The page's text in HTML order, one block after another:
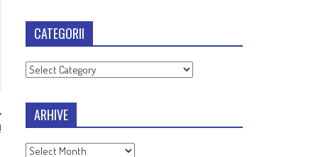
CATEGORII
Categorii
ARHIVE
Arhive